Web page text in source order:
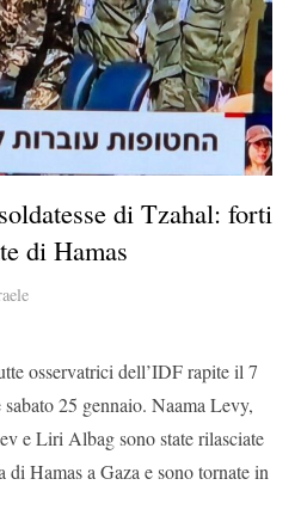
di Tzahal: forti
di Hamas
osservatrici dell’IDF rapite il 7
25 gennaio. Naama Levy,
e Liri Albag sono state rilasciate
Hamas a Gaza e sono tornate in